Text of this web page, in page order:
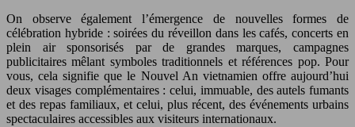
On observe également l’émergence de nouvelles formes de
célébration hybride : soirées du réveillon dans les cafés, concerts en
plein air sponsorisés par de grandes marques, campagnes
publicitaires mêlant symboles traditionnels et références pop. Pour
vous, cela signifie que le Nouvel An vietnamien offre aujourd’hui
deux visages complémentaires : celui, immuable, des autels fumants
et des repas familiaux, et celui, plus récent, des événements urbains
spectaculaires accessibles aux visiteurs internationaux.